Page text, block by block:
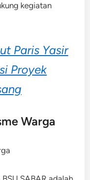
kegiatan
Paris Yasir
Proyek
Warga